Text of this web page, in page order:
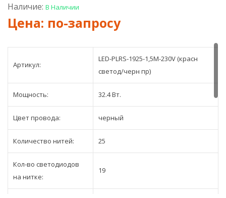
Наличие: В Наличии
Артикул:
LED-PLRS-1925-1,5M-230V (красн
светод/черн пр)
Мощность: 32.4 Вт.
Цвет провода: черный
Количество нитей: 25
Кол-во светодиодов
на нитке:
19